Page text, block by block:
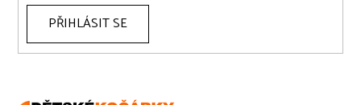
PŘIHLÁSIT SE